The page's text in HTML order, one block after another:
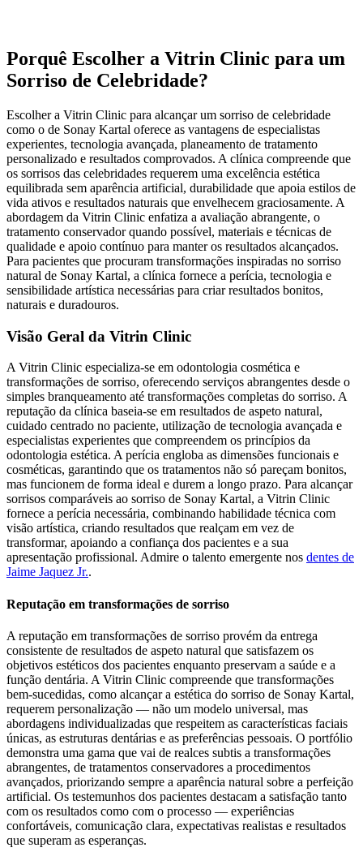
Porquê Escolher a Vitrin Clinic para um
Sorriso de Celebridade?
Escolher a Vitrin Clinic para alcançar um sorriso de celebridade
como o de Sonay Kartal oferece as vantagens de especialistas
experientes, tecnologia avançada, planeamento de tratamento
personalizado e resultados comprovados. A clínica compreende que
os sorrisos das celebridades requerem uma excelência estética
equilibrada sem aparência artificial, durabilidade que apoia estilos de
vida ativos e resultados naturais que envelhecem graciosamente. A
abordagem da Vitrin Clinic enfatiza a avaliação abrangente, o
tratamento conservador quando possível, materiais e técnicas de
qualidade e apoio contínuo para manter os resultados alcançados.
Para pacientes que procuram transformações inspiradas no sorriso
natural de Sonay Kartal, a clínica fornece a perícia, tecnologia e
sensibilidade artística necessárias para criar resultados bonitos,
naturais e duradouros.
Visão Geral da Vitrin Clinic
A Vitrin Clinic especializa-se em odontologia cosmética e
transformações de sorriso, oferecendo serviços abrangentes desde o
simples branqueamento até transformações completas do sorriso. A
reputação da clínica baseia-se em resultados de aspeto natural,
cuidado centrado no paciente, utilização de tecnologia avançada e
especialistas experientes que compreendem os princípios da
odontologia estética. A perícia engloba as dimensões funcionais e
cosméticas, garantindo que os tratamentos não só pareçam bonitos,
mas funcionem de forma ideal e durem a longo prazo. Para alcançar
sorrisos comparáveis ao sorriso de Sonay Kartal, a Vitrin Clinic
fornece a perícia necessária, combinando habilidade técnica com
visão artística, criando resultados que realçam em vez de
transformar, apoiando a confiança dos pacientes e a sua
apresentação profissional. Admire o talento emergente nos dentes de
Jaime Jaquez Jr..
Reputação em transformações de sorriso
A reputação em transformações de sorriso provém da entrega
consistente de resultados de aspeto natural que satisfazem os
objetivos estéticos dos pacientes enquanto preservam a saúde e a
função dentária. A Vitrin Clinic compreende que transformações
bem-sucedidas, como alcançar a estética do sorriso de Sonay Kartal,
requerem personalização — não um modelo universal, mas
abordagens individualizadas que respeitem as características faciais
únicas, as estruturas dentárias e as preferências pessoais. O portfólio
demonstra uma gama que vai de realces subtis a transformações
abrangentes, de tratamentos conservadores a procedimentos
avançados, priorizando sempre a aparência natural sobre a perfeição
artificial. Os testemunhos dos pacientes destacam a satisfação tanto
com os resultados como com o processo — experiências
confortáveis, comunicação clara, expectativas realistas e resultados
que superam as esperanças.